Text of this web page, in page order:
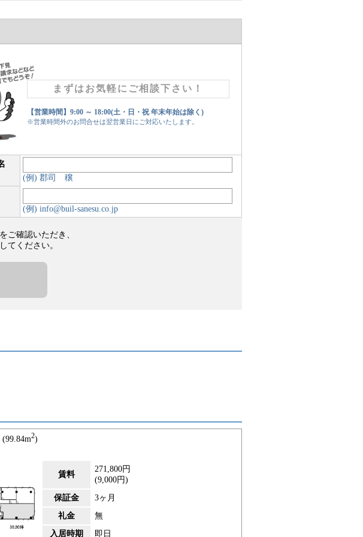
まずはお気軽にご相談下さい！
【営業時間】9:00 ～ 18:00(土・日・祝 年末年始は除く)
※営業時間外のお問合せは翌営業日にご対応いたします。
(例) 郡司 穣
(例) info@buil-sanesu.co.jp
をご確認いただき、
てください。
(99.84m2)
賃料
271,800円
(9,000円)
保証金
3ヶ月
礼金
無
入居時期
即日